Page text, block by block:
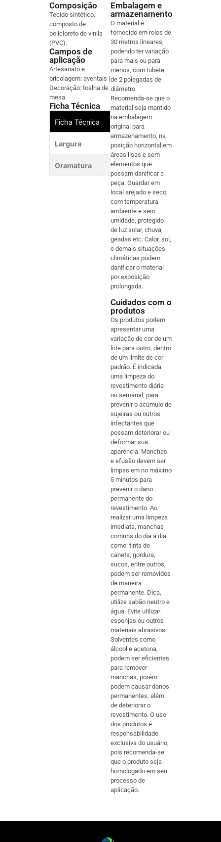
Composição
Tecido sintético,
composto de
policloreto de vinila
(PVC).
Campos de
aplicação
Artesanato e
bricolagem: aventais |
Decoração: toalha de
mesa
Ficha Técnica
Ficha Técnica
Largura mín. 1380 -
Gramatura
Embalagem e
armazenamento
O material é
fornecido em rolos de
30 metros lineares,
podendo ter variação
para mais ou para
menos, com tubete
de 2 polegadas de
diâmetro.
Recomenda-se que o
material seja mantido
na embalagem
original para
armazenamento, na
posição horizontal em
áreas lisas e sem
elementos que
possam danificar a
peça. Guardar em
local arejado e seco,
com temperatura
ambiente e sem
umidade, protegido
de luz solar, chuva,
geadas etc. Calor, sol,
e demais situações
climáticas podem
danificar o material
por exposição
prolongada.
Cuidados com o
produtos
Os produtos podem
apresentar uma
variação de cor de um
lote para outro, dentro
de um limite de cor
padrão. É indicada
uma limpeza do
revestimento diária
ou semanal, para
prevenir o acúmulo de
sujeiras ou outros
infectantes que
possam deteriorar ou
deformar sua
aparência. Manchas
e efusão devem ser
limpas em no máximo
5 minutos para
prevenir o dano
permanente do
revestimento. Ao
realizar uma limpeza
imediata, manchas
comuns do dia a dia
como: tinta de
caneta, gordura,
sucos, entre outros,
podem ser removidos
de maneira
permanente. Dica,
utilize sabão neutro e
água. Evite utilizar
esponjas ou outros
materiais abrasivos.
Solventes como
álcool e acetona,
podem ser eficientes
para remover
manchas, porém
podem causar danos
permanentes, além
de deteriorar o
revestimento. O uso
dos produtos é
responsabilidade
exclusiva do usuário,
pois recomenda-se
que o produto seja
homologado em seu
processo de
aplicação.